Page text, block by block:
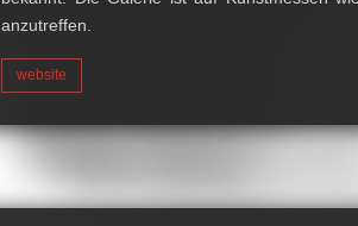
anzutreffen.
website